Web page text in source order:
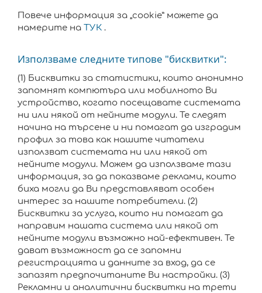
Повече информация за „cookie” можете да
намерите на ТУК .
Използваме следните типове "бисквитки":
(1) Бисквитки за статистики, които анонимно
запомнят компютъра или мобилното Ви
устройство, когато посещавате системата
ни или някой от нейните модули. Те следят
начина на търсене и ни помагат да изградим
профил за това как нашите читатели
използват системата ни или някой от
нейните модули. Можем да използваме тази
информация, за да показваме реклами, които
биха могли да Ви представляват особен
интерес за нашите потребители. (2)
Бисквитки за услуга, които ни помагат да
направим нашата система или някой от
нейните модули възможно най-ефективен. Те
дават възможност да се запомни
регистрацията и данните за вход, да се
запазят предпочитаните Ви настройки. (3)
Рекламни и аналитични бисквитки на трети